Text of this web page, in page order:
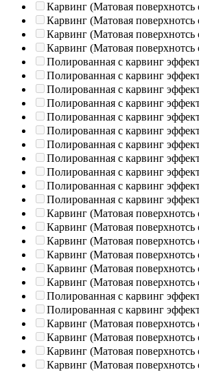
Карвинг (Матовая
Карвинг (Матовая
Карвинг (Матовая
Карвинг (Матовая
Полированная c карвинг
Полированная c карвинг
Полированная c карвинг
Полированная c карвинг
Полированная c карвинг
Полированная c карвинг
Полированная c карвинг
Полированная c карвинг
Полированная c карвинг
Полированная c карвинг
Полированная c карвинг
Карвинг (Матовая
Карвинг (Матовая
Карвинг (Матовая
Карвинг (Матовая
Карвинг (Матовая
Карвинг (Матовая
Полированная c карвинг
Полированная c карвинг
Карвинг (Матовая
Карвинг (Матовая
Карвинг (Матовая
Карвинг (Матовая